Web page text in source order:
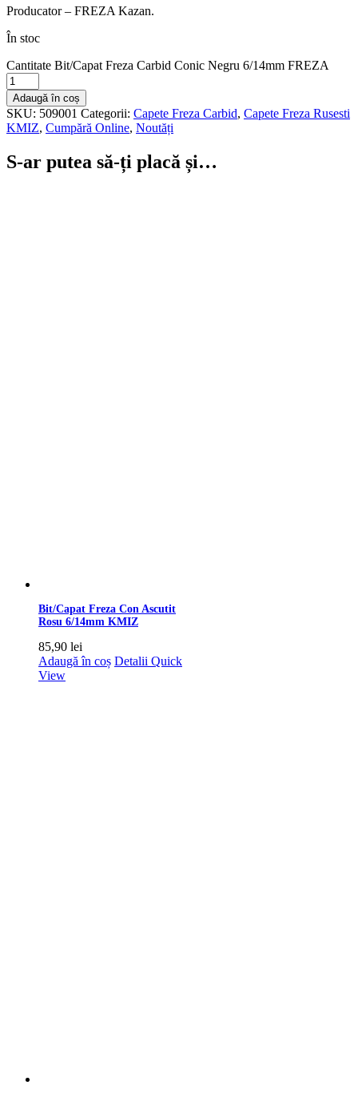
Producator – FREZA Kazan.
În stoc
Cantitate Bit/Capat Freza Carbid Conic Negru 6/14mm FREZA
Adaugă în coș
SKU: 509001 Categorii: Capete Freza Carbid, Capete Freza Rusesti
KMIZ, Cumpără Online, Noutăți
S-ar putea să-ți placă și…
Bit/Capat Freza Con Ascutit
Rosu 6/14mm KMIZ
85,90 lei
Adaugă în coș Detalii Quick
View